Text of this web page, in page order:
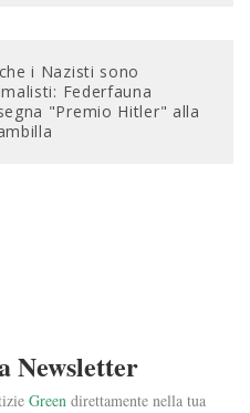
i Nazisti sono
Federfauna
"Premio Hitler" alla
Newsletter
Greendirettamente nella tua